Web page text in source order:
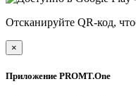
Отсканируйте QR-код,
×
Приложение PROMT.One